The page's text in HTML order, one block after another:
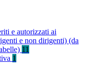
e autorizzati ai
e non dirigenti) (da
11
1